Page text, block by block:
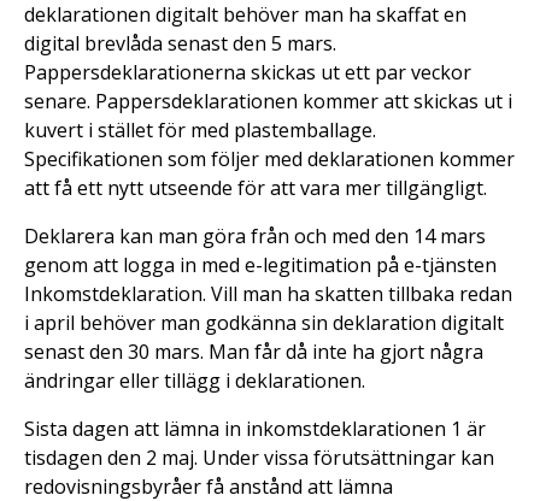
deklarationen digitalt behöver man ha skaffat en
digital brevlåda senast den 5 mars.
Pappersdeklarationerna skickas ut ett par veckor
senare. Pappersdeklarationen kommer att skickas ut i
kuvert i stället för med plastemballage.
Specifikationen som följer med deklarationen kommer
att få ett nytt utseende för att vara mer tillgängligt.
Deklarera kan man göra från och med den 14 mars
genom att logga in med e-legitimation på e-tjänsten
Inkomstdeklaration. Vill man ha skatten tillbaka redan
i april behöver man godkänna sin deklaration digitalt
senast den 30 mars. Man får då inte ha gjort några
ändringar eller tillägg i deklarationen.
Sista dagen att lämna in inkomstdeklarationen 1 är
tisdagen den 2 maj. Under vissa förutsättningar kan
redovisningsbyråer få anstånd att lämna